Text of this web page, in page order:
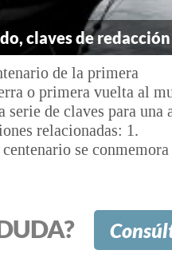
claves de redacción
de la primera
o primera vuelta al
de claves para una
relacionadas: 1.
se